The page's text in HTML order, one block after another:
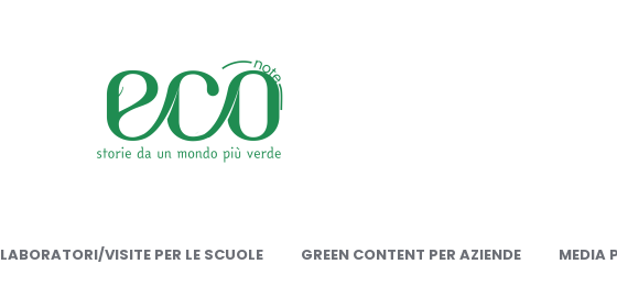
LABORATORI/VISITE PER LE SCUOLE GREEN CONTENT PER AZIENDE
MEDIA